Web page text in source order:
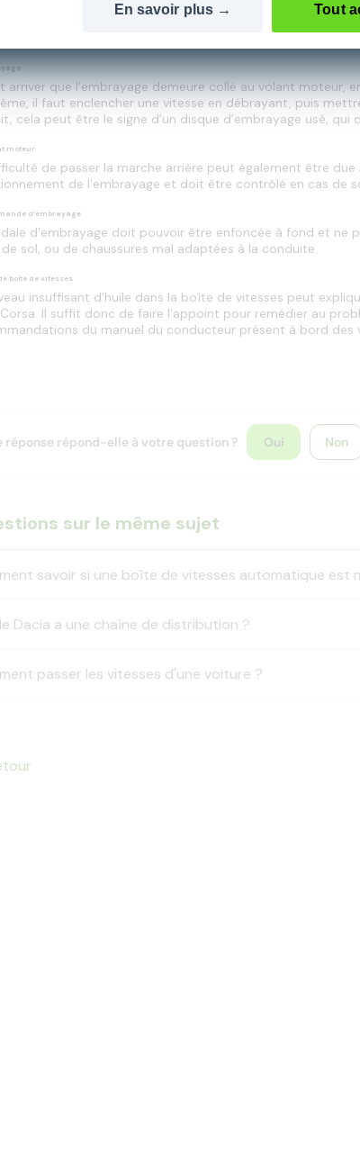
En savoir plus → Tout
dans une automobile permet d’établir la liaison
et des câbles dont il est peut-être nécessaire de
arriver que l’embrayage demeure collé au volant moteur,
il faut enclencher une vitesse en débrayant, puis
cela peut être le signe d’un disque d’embrayage usé,
moteur
de passer la marche arrière peut également être
de l’embrayage et doit être contrôlé en cas de
d’embrayage
d’embrayage doit pouvoir être enfoncée à fond et ne
sol, ou de chaussures mal adaptées à la conduite.
boîte de vitesses
insuffisant d’huile dans la boîte de vitesses peut
Il suffit donc de faire l’appoint pour remédier au
du manuel du conducteur présent à bord des
réponse répond-elle à votre question ? Oui Non
sur le même sujet
savoir si une boîte de vitesses automatique est
Dacia a une chaîne de distribution ?
passer les vitesses d'une voiture ?